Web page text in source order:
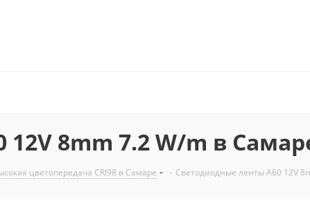
8mm 7.2 W/m в
цветопередача CRI98 в Самаре - Светодиодные ленты A60 12V